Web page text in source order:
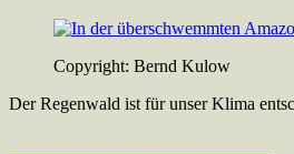
Copyright: Bernd Kulow
Der Regenwald ist für unser Klima